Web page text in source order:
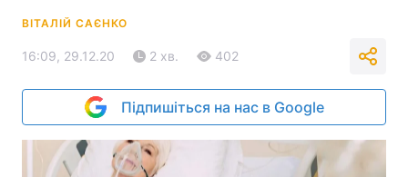
ВІТАЛІЙ САЄНКО
16:09, 29.12.20 2 хв. 402
Підпишіться на нас в Google